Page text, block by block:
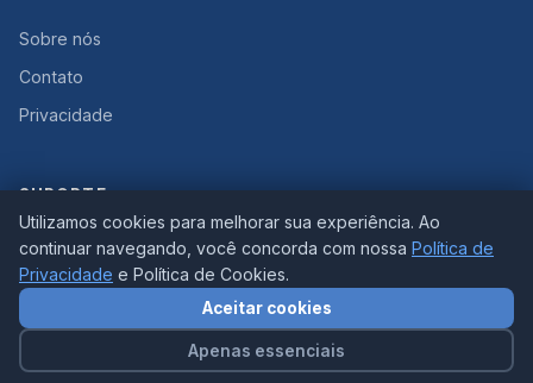
Sobre nós
Contato
Privacidade
SUPORTE
WhatsApp
Área do Aluno
© 2026 Link Educacional. Todos os direitos reservados.
Utilizamos cookies para melhorar sua experiência. Ao
continuar navegando, você concorda com nossa Política de
Privacidade e Política de Cookies.
Aceitar cookies
Apenas essenciais